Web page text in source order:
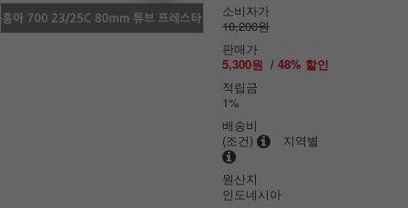
소비자가
10,200원
판매가
5,300원 / 48% 할인
적립금
1%
배송비
(조건)
지역별
원산지
인도네시아